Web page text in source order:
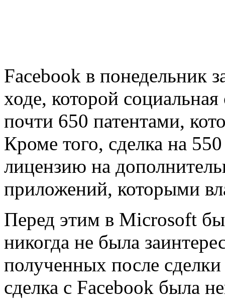
Facebook в понедельник
ходе, которой
почти 650 патентами,
Кроме того, сделка на
лицензию на
приложений, которыми
Перед этим в Microsoft
никогда не была
полученных после
сделка с Facebook была